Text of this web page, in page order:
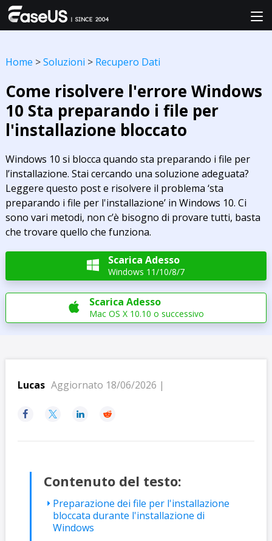
Home >Soluzioni > Recupero Dati
Come risolvere l'errore Windows
10 Sta preparando i file per
l'installazione bloccato
Windows 10 si blocca quando sta preparando i file per
l’installazione. Stai cercando una soluzione adeguata?
Leggere questo post e risolvere il problema ‘sta
preparando i file per l'installazione’ in Windows 10. Ci
sono vari metodi, non c’è bisogno di provare tutti, basta
che trovare quello che funziona.
 Scarica Adesso
Windows 11/10/8/7
 Scarica Adesso
Mac OS X 10.10 o successivo
Lucas Aggiornato 18/06/2026 |
   
Contenuto del testo:
Preparazione dei file per l'installazione
bloccata durante l'installazione di
Windows